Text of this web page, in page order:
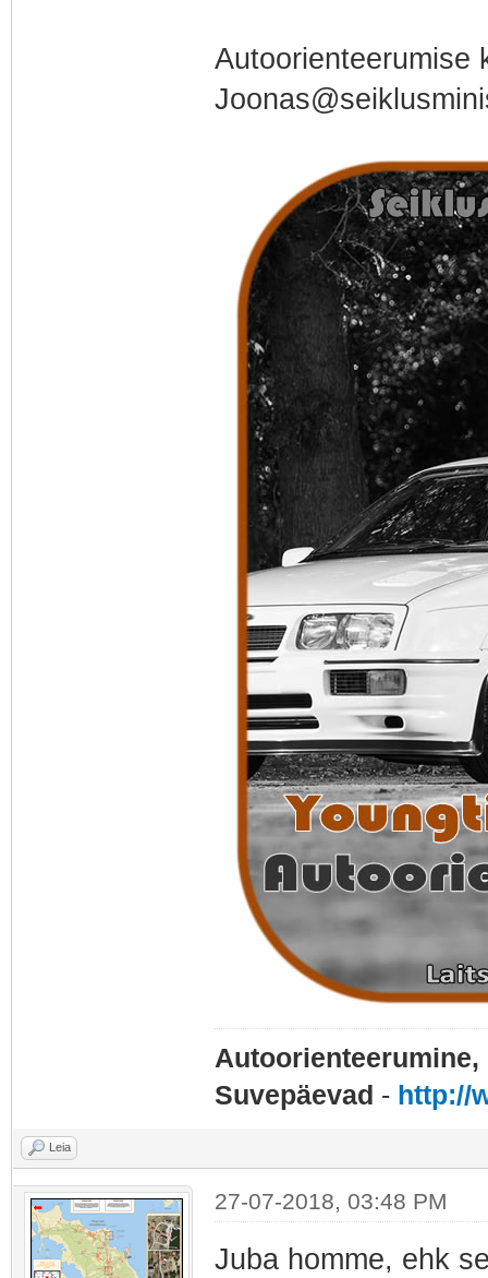
Autoorienteerumise
Suvepäevad - http://
Leia
27-07-2018, 03:48 PM
Juba homme, ehk